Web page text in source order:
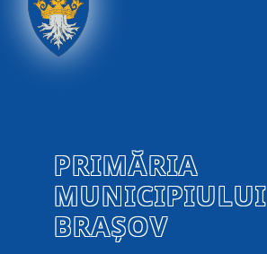
PRIMĂRIA
MUNICIPIULUI
BRAȘOV